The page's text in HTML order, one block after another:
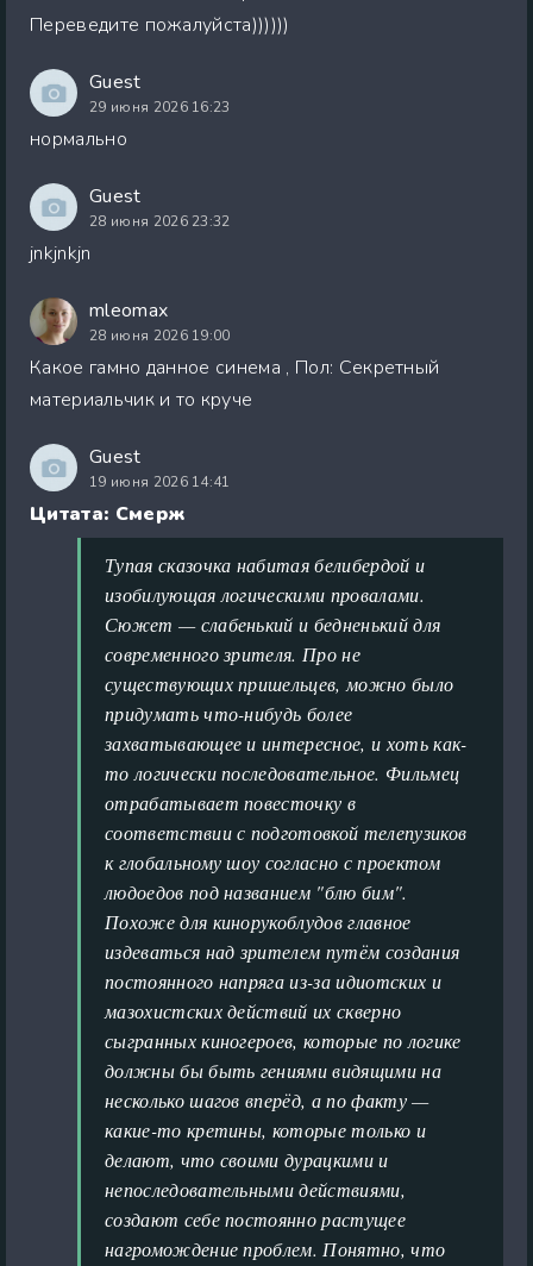
Переведите пожалуйста))))))
Guest
29 июня 2026 16:23
нормально
Guest
28 июня 2026 23:32
jnkjnkjn
mleomax
28 июня 2026 19:00
Какое гамно данное синема , Пол: Секретный
материальчик и то круче
Guest
19 июня 2026 14:41
Цитата: Смерж
Тупая сказочка набитая белибердой и
изобилующая логическими провалами.
Сюжет — слабенький и бедненький для
современного зрителя. Про не
существующих пришельцев, можно было
придумать что-нибудь более
захватывающее и интересное, и хоть как-
то логически последовательное. Фильмец
отрабатывает повесточку в
соответствии с подготовкой телепузиков
к глобальному шоу согласно с проектом
людоедов под названием "блю бим".
Похоже для кинорукоблудов главное
издеваться над зрителем путём создания
постоянного напряга из-за идиотских и
мазохистских действий их скверно
сыгранных киногероев, которые по логике
должны бы быть гениями видящими на
несколько шагов вперёд, а по факту —
какие-то кретины, которые только и
делают, что своими дурацкими и
непоследовательными действиями,
создают себе постоянно растущее
нагромождение проблем. Понятно, что